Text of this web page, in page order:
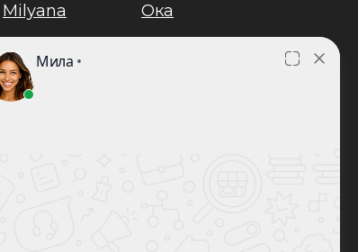
Дворецкий
Двери
регионов
Ока
Milyana